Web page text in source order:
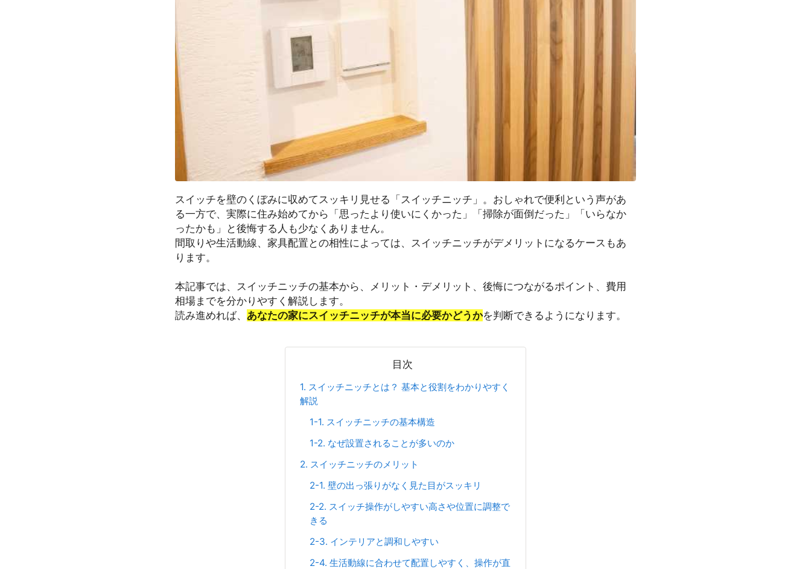
スイッチを壁のくぼみに収めてスッキリ見せる「スイッチニッチ」。おしゃれで便利という声があ
る一方で、実際に住み始めてから「思ったより使いにくかった」「掃除が面倒だった」「いらなか
ったかも」と後悔する人も少なくありません。
間取りや生活動線、家具配置との相性によっては、スイッチニッチがデメリットになるケースもあ
ります。
本記事では、スイッチニッチの基本から、メリット・デメリット、後悔につながるポイント、費用
相場までを分かりやすく解説します。
読み進めれば、 あなたの家にスイッチニッチが本当に必要かどうかを判断できるようになります。
目次
1. スイッチニッチとは？ 基本と役割をわかりやすく
解説
1-1. スイッチニッチの基本構造
1-2. なぜ設置されることが多いのか
2. スイッチニッチのメリット
2-1. 壁の出っ張りがなく見た目がスッキリ
2-2. スイッチ操作がしやすい高さや位置に調整で
きる
2-3. インテリアと調和しやすい
2-4. 生活動線に合わせて配置しやすく、操作が直